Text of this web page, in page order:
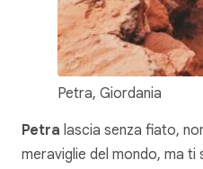
Petra, Giordania
Petra lascia senza fiato,
meraviglie del mondo, ma ti